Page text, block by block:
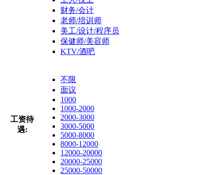
财务/会计
老师/培训师
美工/设计/程序员
保健师/美容师
KTV/酒吧
工资待
遇:
不限
面议
1000
1000-2000
2000-3000
3000-5000
5000-8000
8000-12000
12000-20000
20000-25000
25000-50000